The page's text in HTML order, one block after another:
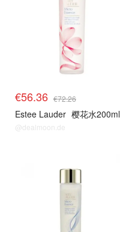
€56.36 €72.26
Estee Lauder 樱花水200ml
@dealmoon.de